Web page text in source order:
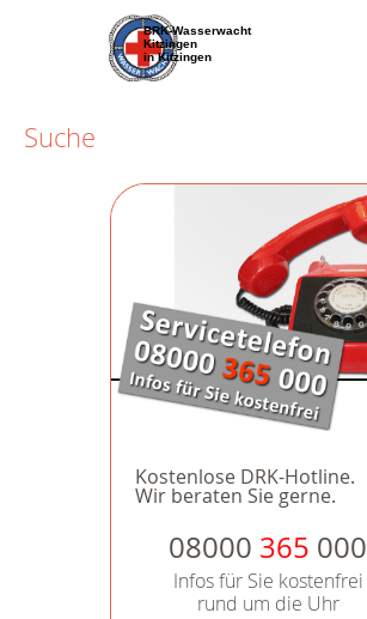
BRK-Wasserwacht
Kitzingen
in Kitzingen
Suche
Kostenlose DRK-Hotline.
Wir beraten Sie gerne.
08000 365 000
Infos für Sie kostenfrei
rund um die Uhr